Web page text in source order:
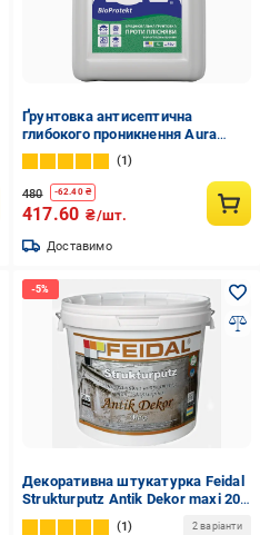
Ґрунтовка антисептична
глибокого проникнення Aura
UNIGRUND BIOPROTEKT 5 л
(33497627)
1
480 -62.40₴
417.60 ₴/шт.
Доставимо
Декоративна штукатурка Feidal
Strukturputz Antik Dekor maxi 20
кг (1886454879)
1 2 варіанти